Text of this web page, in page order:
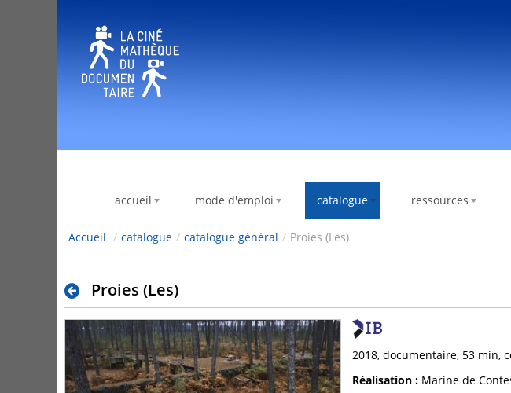
accueil mode d'emploi catalogue ressources
Accueil / catalogue / catalogue général / Proies (Les)
Proies (Les)
2018, documentaire, 53 min,
Réalisation : Marine de